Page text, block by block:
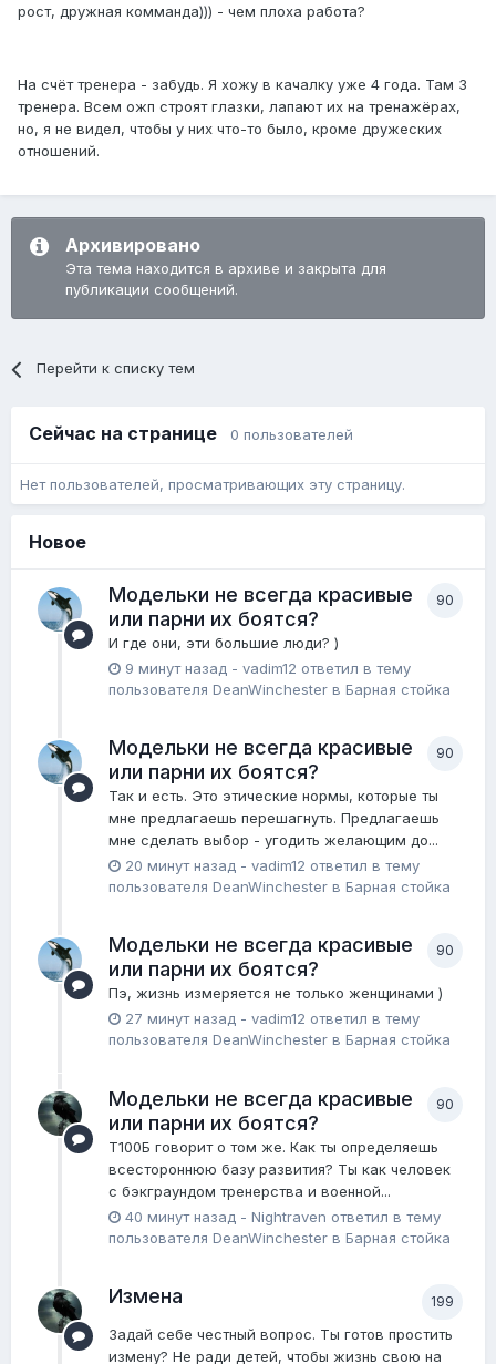
рост, дружная комманда))) - чем плоха работа?
На счёт тренера - забудь. Я хожу в качалку уже 4 года. Там 3
тренера. Всем ожп строят глазки, лапают их на тренажёрах,
но, я не видел, чтобы у них что-то было, кроме дружеских
отношений.
Архивировано
Эта тема находится в архиве и закрыта для
публикации сообщений.
Перейти к списку тем
Сейчас на странице 0 пользователей
Нет пользователей, просматривающих эту страницу.
Новое
90
Модельки не всегда красивые
или парни их боятся?
И где они, эти большие люди? )
9 минут назад - vadim12 ответил в тему
пользователя DeanWinchester в Барная стойка
90
Модельки не всегда красивые
или парни их боятся?
Так и есть. Это этические нормы, которые ты
мне предлагаешь перешагнуть. Предлагаешь
мне сделать выбор - угодить желающим до...
20 минут назад - vadim12 ответил в тему
пользователя DeanWinchester в Барная стойка
90
Модельки не всегда красивые
или парни их боятся?
Пэ, жизнь измеряется не только женщинами )
27 минут назад - vadim12 ответил в тему
пользователя DeanWinchester в Барная стойка
90
Модельки не всегда красивые
или парни их боятся?
Т100Б говорит о том же. Как ты определяешь
всестороннюю базу развития? Ты как человек
с бэкграундом тренерства и военной...
40 минут назад - Nightraven ответил в тему
пользователя DeanWinchester в Барная стойка
199
Измена
Задай себе честный вопрос. Ты готов простить
измену? Не ради детей, чтобы жизнь свою на